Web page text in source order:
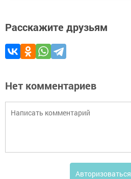
Расскажите друзьям
Нет комментариев
Авторизоваться